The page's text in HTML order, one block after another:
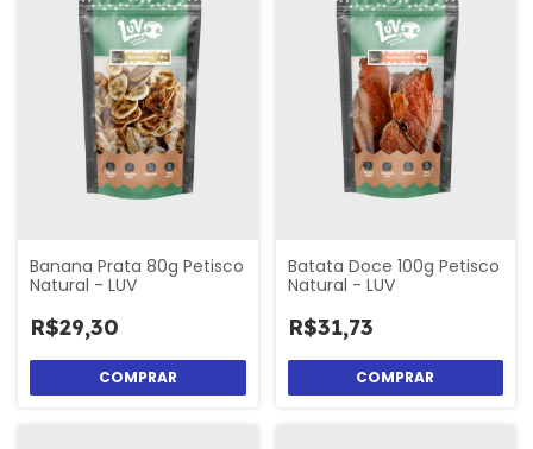
Banana Prata 80g Petisco
Natural - LUV
R$29,30
Batata Doce 100g Petisco
Natural - LUV
R$31,73